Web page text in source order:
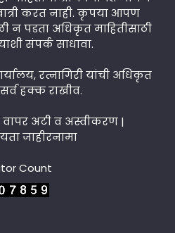
करत नाही. कृपया आपण
न पडता अधिकृत माहितीसाठी
संपर्क साधावा.
रत्नागिरी यांची अधिकृत
हक्क राखीव.
वापर अटी व अस्वीकरण|
जाहीरनामा
Count